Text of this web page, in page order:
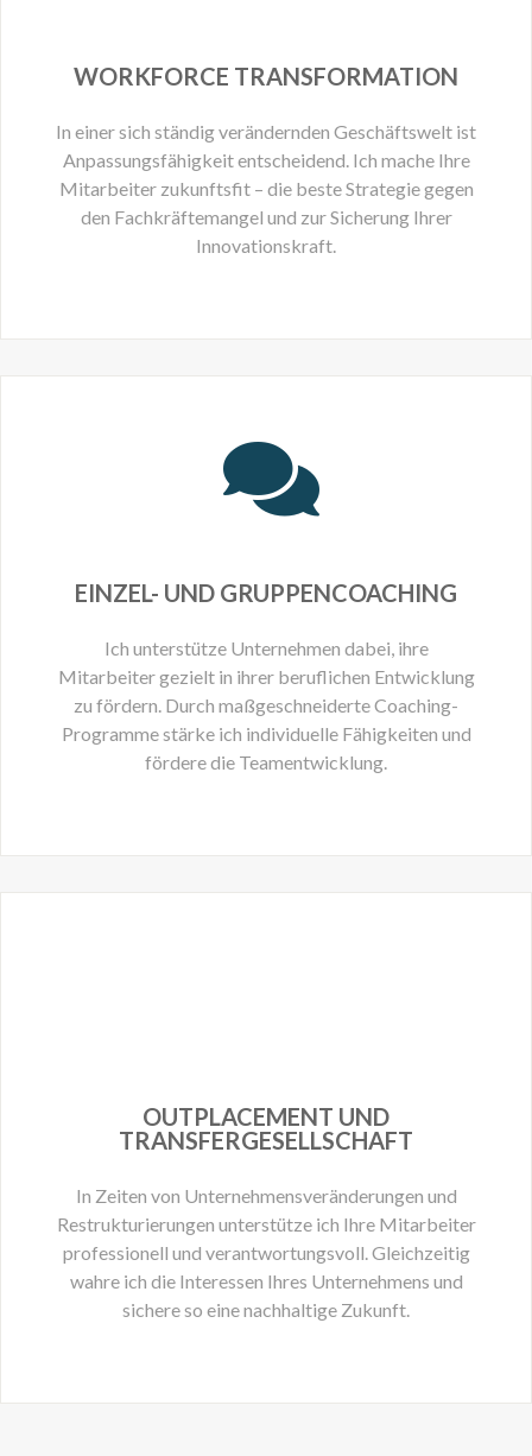
WORKFORCE TRANSFORMATION
In einer sich ständig verändernden Geschäftswelt ist
Anpassungsfähigkeit entscheidend. Ich mache Ihre
Mitarbeiter zukunftsfit – die beste Strategie gegen
den Fachkräftemangel und zur Sicherung Ihrer
Innovationskraft.
EINZEL- UND GRUPPENCOACHING
Ich unterstütze Unternehmen dabei, ihre
Mitarbeiter gezielt in ihrer beruflichen Entwicklung
zu fördern. Durch maßgeschneiderte Coaching-
Programme stärke ich individuelle Fähigkeiten und
fördere die Teamentwicklung.
OUTPLACEMENT UND
TRANSFERGESELLSCHAFT
In Zeiten von Unternehmensveränderungen und
Restrukturierungen unterstütze ich Ihre Mitarbeiter
professionell und verantwortungsvoll. Gleichzeitig
wahre ich die Interessen Ihres Unternehmens und
sichere so eine nachhaltige Zukunft.